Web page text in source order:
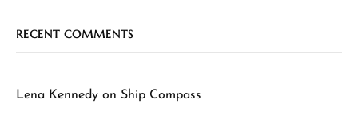
RECENT COMMENTS
Lena Kennedy on Ship Compass